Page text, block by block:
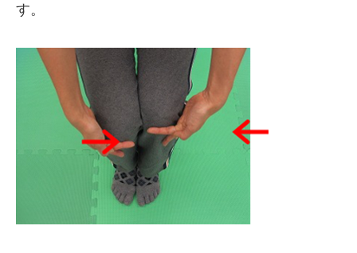
す。